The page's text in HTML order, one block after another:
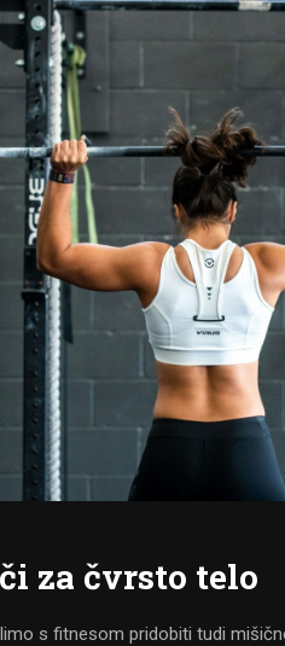
za čvrsto telo
s fitnesom pridobiti tudi